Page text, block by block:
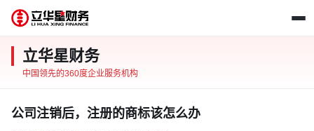
立华星财务
中国领先的360度企业服务机构
公司注销后，注册的商标该怎么办